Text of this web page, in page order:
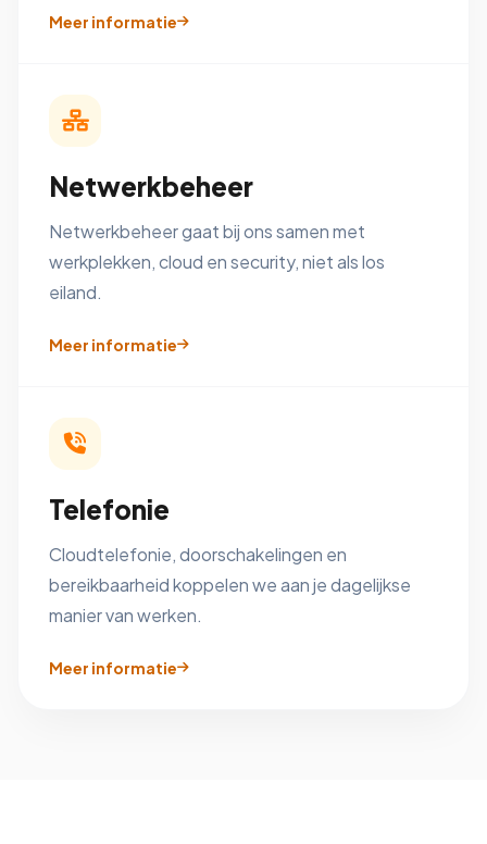
Meer informatie
Netwerkbeheer
Netwerkbeheer gaat bij ons samen met
werkplekken, cloud en security, niet als los
eiland.
Meer informatie
Telefonie
Cloudtelefonie, doorschakelingen en
bereikbaarheid koppelen we aan je dagelijkse
manier van werken.
Meer informatie